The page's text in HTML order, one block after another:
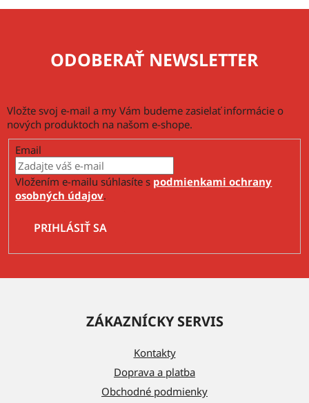
ODOBERAŤ NEWSLETTER
Vložte svoj e-mail a my Vám budeme zasielať informácie o
nových produktoch na našom e-shope.
Email
Vložením e-mailu súhlasíte s podmienkami ochrany
osobných údajov.
PRIHLÁSIŤ SA
ZÁKAZNÍCKY SERVIS
Kontakty
Doprava a platba
Obchodné podmienky